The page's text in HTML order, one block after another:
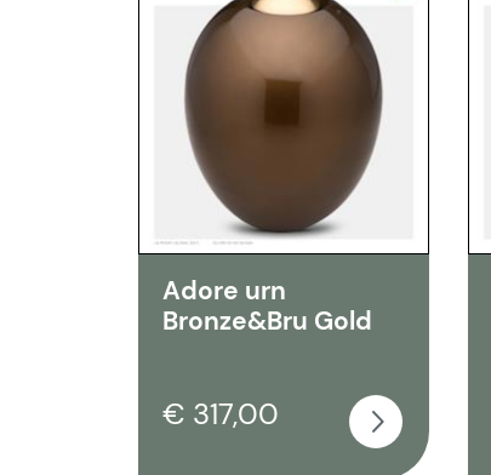
Adore urn
Bronze&Bru Gold
€ 317,00